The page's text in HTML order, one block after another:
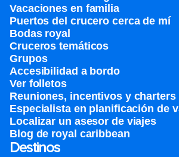
Vacaciones en familia
Puertos del crucero cerca de mí
Bodas royal
Cruceros temáticos
Grupos
Accesibilidad a bordo
Ver folletos
Reuniones, incentivos y charters​
Especialista en planificación de
Localizar un asesor de viajes
Blog de royal caribbean
Destinos